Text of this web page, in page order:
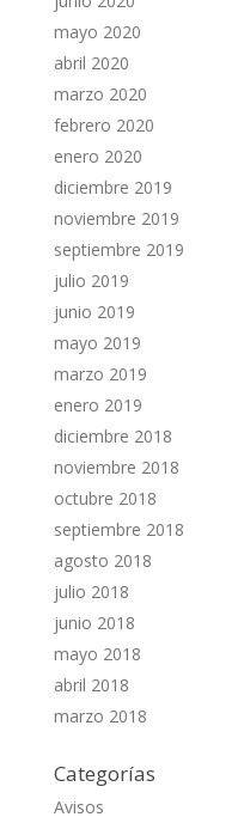
mayo 2020
abril 2020
marzo 2020
febrero 2020
enero 2020
diciembre 2019
noviembre 2019
septiembre 2019
julio 2019
junio 2019
mayo 2019
marzo 2019
enero 2019
diciembre 2018
noviembre 2018
octubre 2018
septiembre 2018
agosto 2018
julio 2018
junio 2018
mayo 2018
abril 2018
marzo 2018
Categorías
Avisos